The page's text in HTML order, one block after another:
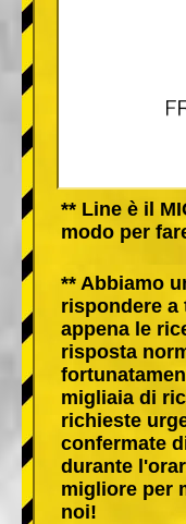
** Line è il
modo per
** Abbiamo
rispondere a
appena le
risposta
migliaia di
richieste
confermate
durante
migliore per
noi!